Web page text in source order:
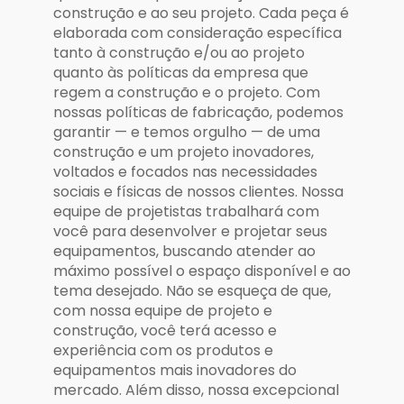
construção e ao seu projeto. Cada peça é
elaborada com consideração específica
tanto à construção e/ou ao projeto
quanto às políticas da empresa que
regem a construção e o projeto. Com
nossas políticas de fabricação, podemos
garantir — e temos orgulho — de uma
construção e um projeto inovadores,
voltados e focados nas necessidades
sociais e físicas de nossos clientes. Nossa
equipe de projetistas trabalhará com
você para desenvolver e projetar seus
equipamentos, buscando atender ao
máximo possível o espaço disponível e ao
tema desejado. Não se esqueça de que,
com nossa equipe de projeto e
construção, você terá acesso e
experiência com os produtos e
equipamentos mais inovadores do
mercado. Além disso, nossa excepcional